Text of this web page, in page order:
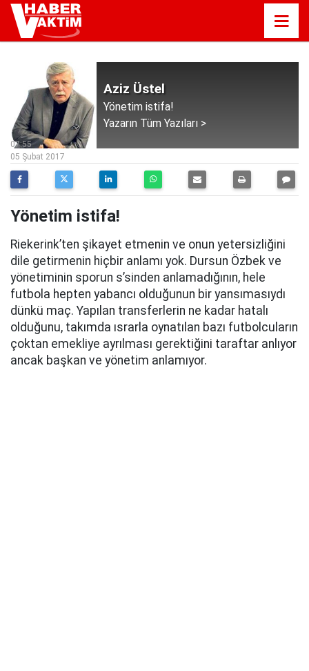
Aziz Üstel
Yönetim istifa!
Yazarın Tüm Yazıları >
07:55
05 Şubat 2017
Yönetim istifa!
Riekerink’ten şikayet etmenin ve onun yetersizliğini
dile getirmenin hiçbir anlamı yok. Dursun Özbek ve
yönetiminin sporun s’sinden anlamadığının, hele
futbola hepten yabancı olduğunun bir yansımasıydı
dünkü maç. Yapılan transferlerin ne kadar hatalı
olduğunu, takımda ısrarla oynatılan bazı futbolcuların
çoktan emekliye ayrılması gerektiğini taraftar anlıyor
ancak başkan ve yönetim anlamıyor.